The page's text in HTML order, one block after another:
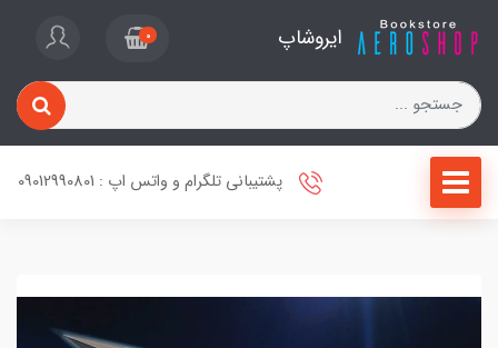
ایروشاپ 0
پشتیبانی تلگرام و واتس اپ : 09012990801